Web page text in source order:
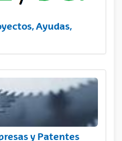
Ayudas,
y Patentes